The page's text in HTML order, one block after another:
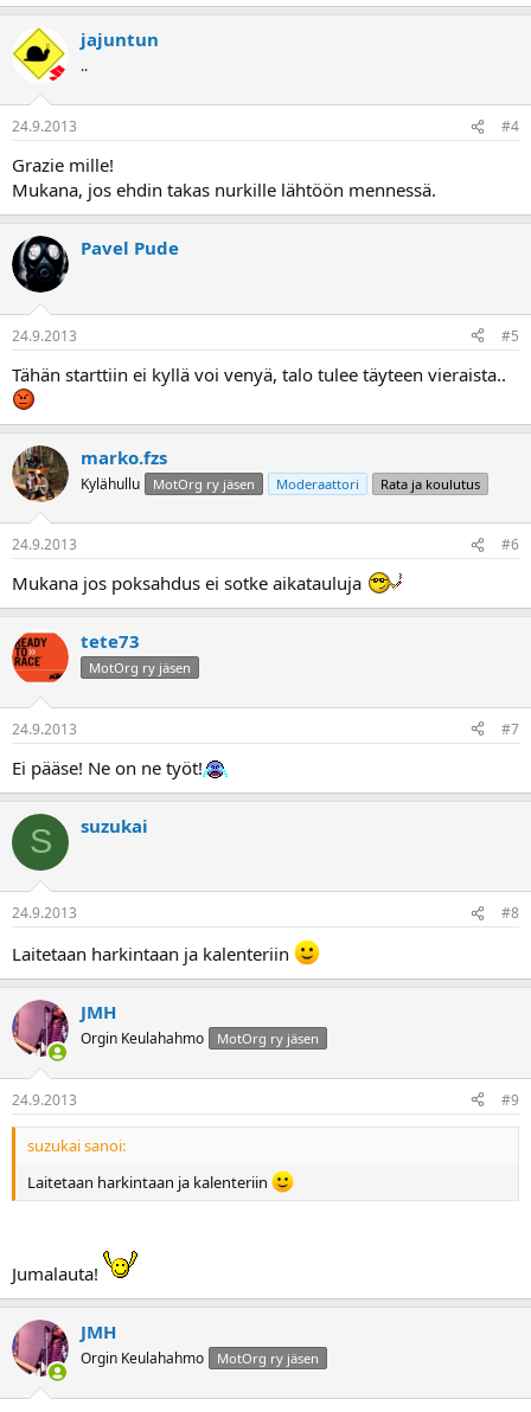
jajuntun
..
24.9.2013 #4
Grazie mille!
Mukana, jos ehdin takas nurkille lähtöön mennessä.
Pavel Pude
24.9.2013 #5
Tähän starttiin ei kyllä voi venyä, talo tulee täyteen vieraista..
marko.fzs
Kylähullu MotOrg ry jäsen Moderaattori Rata ja koulutus
24.9.2013 #6
Mukana jos poksahdus ei sotke aikatauluja
tete73
MotOrg ry jäsen
24.9.2013 #7
Ei pääse! Ne on ne työt!
S suzukai
24.9.2013 #8
Laitetaan harkintaan ja kalenteriin
JMH
Orgin Keulahahmo MotOrg ry jäsen
24.9.2013 #9
suzukai sanoi:
Laitetaan harkintaan ja kalenteriin
Jumalauta!
JMH
Orgin Keulahahmo MotOrg ry jäsen